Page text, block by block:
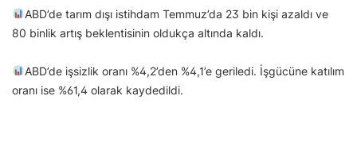
ABD’de tarım dışı istihdam Temmuz’da 23 bin kişi azaldı ve
80 binlik artış beklentisinin oldukça altında kaldı.
ABD’de işsizlik oranı %4,2’den %4,1’e geriledi. İşgücüne katılım
oranı ise %61,4 olarak kaydedildi.